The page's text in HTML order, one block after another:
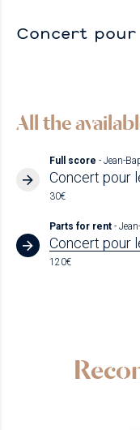
Concert
All the
Full score - Jean-
Concert pour
30€
Parts for rent -
Concert pour
120€